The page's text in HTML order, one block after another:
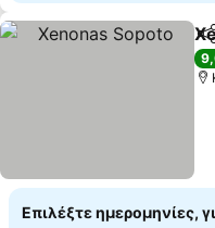
Επιλέξτε ημερομηνίες,